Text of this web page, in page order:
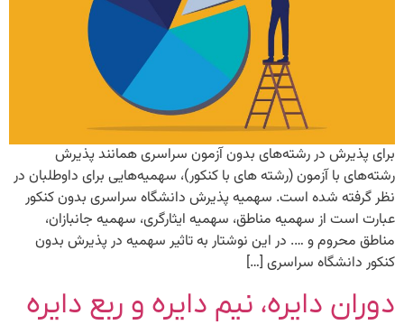
برای پذیرش در رشته‌های بدون آزمون سراسری همانند پذیرش
رشته‌های با آزمون (رشته های با کنکور)، سهمیه‌هایی برای داوطلبان در
نظر گرفته شده است. سهمیه پذیرش دانشگاه سراسری بدون کنکور
عبارت است از سهمیه مناطق، سهمیه ایثارگری، سهمیه جانبازان،
مناطق محروم و …. در این نوشتار به تاثیر سهمیه در پذیرش بدون
کنکور دانشگاه سراسری […]
دوران دایره، نیم دایره و ربع دایره